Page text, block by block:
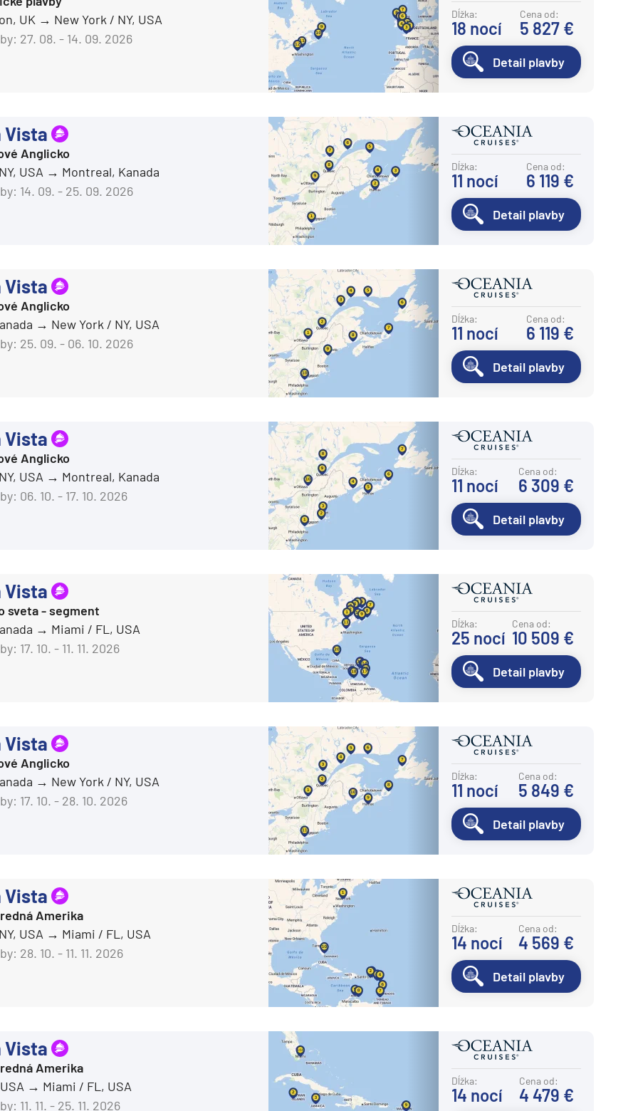
UK
New York / NY, USA
27. 08. - 14. 09. 2026
Dĺžka:
18 nocí
Cena od:
5 827 €
Detail plavby
Vista
Anglicko
USA
Montreal, Kanada
14. 09. - 25. 09. 2026
Dĺžka:
11 nocí
Cena od:
6 119 €
Detail plavby
Vista
Anglicko
New York / NY, USA
25. 09. - 06. 10. 2026
Dĺžka:
11 nocí
Cena od:
6 119 €
Detail plavby
Vista
Anglicko
USA
Montreal, Kanada
06. 10. - 17. 10. 2026
Dĺžka:
11 nocí
Cena od:
6 309 €
Detail plavby
Vista
sveta - segment
Miami / FL, USA
17. 10. - 11. 11. 2026
Dĺžka:
25 nocí
Cena od:
10 509 €
Detail plavby
Vista
Anglicko
New York / NY, USA
17. 10. - 28. 10. 2026
Dĺžka:
11 nocí
Cena od:
5 849 €
Detail plavby
Vista
Amerika
USA
Miami / FL, USA
28. 10. - 11. 11. 2026
Dĺžka:
14 nocí
Cena od:
4 569 €
Detail plavby
Vista
Amerika
Miami / FL, USA
11. 11. - 25. 11. 2026
Dĺžka:
14 nocí
Cena od:
4 479 €